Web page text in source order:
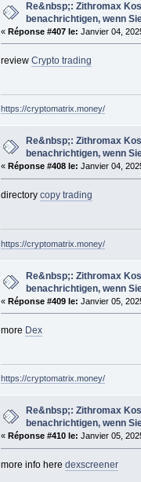
Re&nbsp;: Zithromax
benachrichtigen, wenn
« Réponse #407 le: Janvier 04,
review Crypto trading
https://cryptomatrix.money/
Re&nbsp;: Zithromax
benachrichtigen, wenn
« Réponse #408 le: Janvier 04,
directory copy trading
https://cryptomatrix.money/
Re&nbsp;: Zithromax
benachrichtigen, wenn
« Réponse #409 le: Janvier 05,
more Dex
https://cryptomatrix.money/
Re&nbsp;: Zithromax
benachrichtigen, wenn
« Réponse #410 le: Janvier 05,
more info here dexscreener